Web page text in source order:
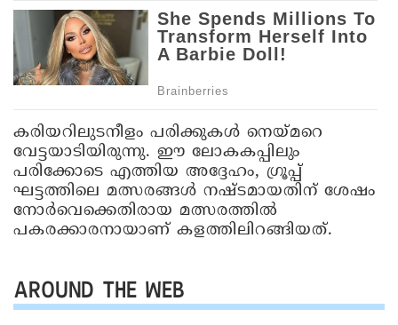
കരിയറിലുടനീളം പരിക്കുകൾ നെയ്മറെ
വേട്ടയാടിയിരുന്നു. ഈ ലോകകപ്പിലും
പരിക്കോടെ എത്തിയ അദ്ദേഹം, ഗ്രൂപ്പ്
ഘട്ടത്തിലെ മത്സരങ്ങൾ നഷ്ടമായതിന് ശേഷം
നോർവെക്കെതിരായ മത്സരത്തിൽ
പകരക്കാരനായാണ് കളത്തിലിറങ്ങിയത്.
AROUND THE WEB